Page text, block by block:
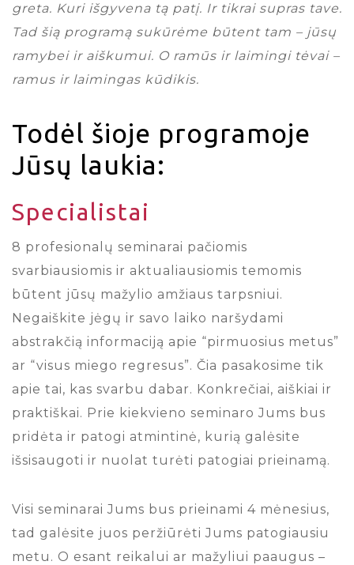
greta. Kuri išgyvena tą patį. Ir tikrai supras tave.
Tad šią programą sukūrėme būtent tam – jūsų
ramybei ir aiškumui. O ramūs ir laimingi tėvai –
ramus ir laimingas kūdikis.
Todėl šioje programoje
Jūsų laukia:
Specialistai
8 profesionalų seminarai pačiomis
svarbiausiomis ir aktualiausiomis temomis
būtent jūsų mažylio amžiaus tarpsniui.
Negaiškite jėgų ir savo laiko naršydami
abstrakčią informaciją apie “pirmuosius metus”
ar “visus miego regresus”. Čia pasakosime tik
apie tai, kas svarbu dabar. Konkrečiai, aiškiai ir
praktiškai. Prie kiekvieno seminaro Jums bus
pridėta ir patogi atmintinė, kurią galėsite
išsisaugoti ir nuolat turėti patogiai prieinamą.
Visi seminarai Jums bus prieinami 4 mėnesius,
tad galėsite juos peržiūrėti Jums patogiausiu
metu. O esant reikalui ar mažyliui paaugus –